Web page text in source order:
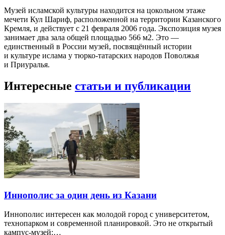
Музей исламской культуры находится на цокольном этаже
мечети Кул Шариф, расположенной на территории Казанского
Кремля, и действует с 21 февраля 2006 года. Экспозиция музея
занимает два зала общей площадью 566 м2. Это —
единственный в России музей, посвящённый истории
и культуре ислама у тюрко-татарских народов Поволжья
и Приуралья.
Интересные статьи и публикации
Иннополис за один день из Казани
Иннополис интересен как молодой город с университетом,
технопарком и современной планировкой. Это не открытый
кампус-музей:…